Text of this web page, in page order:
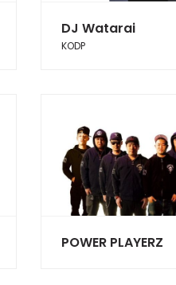
DJ Watarai
KODP
POWER PLAYERZ